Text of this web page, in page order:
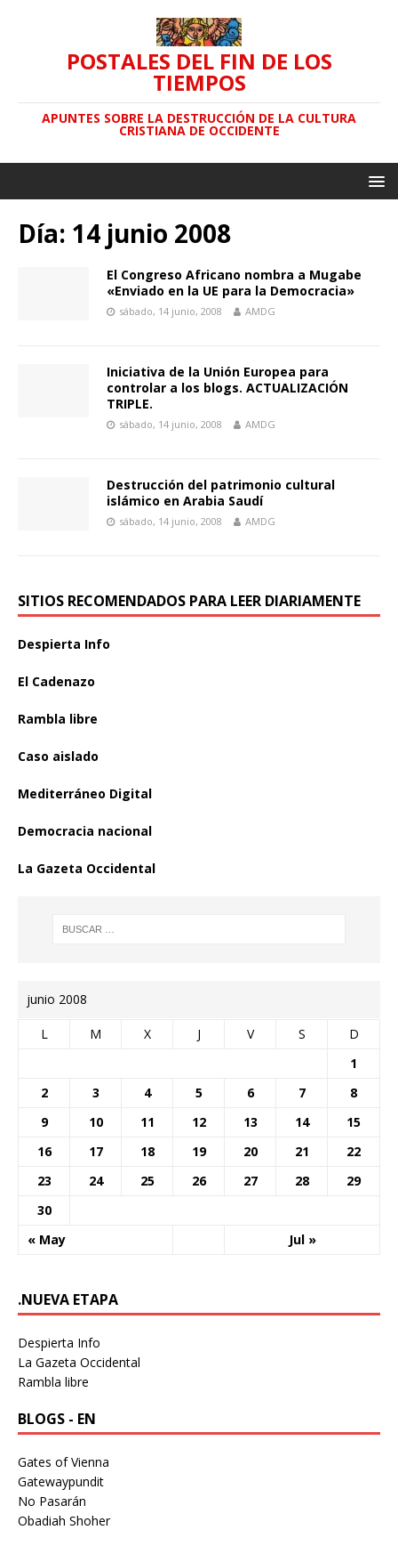
POSTALES DEL FIN DE LOS
TIEMPOS
APUNTES SOBRE LA DESTRUCCIÓN DE LA CULTURA
CRISTIANA DE OCCIDENTE
Día: 14 junio 2008
El Congreso Africano nombra a Mugabe
«Enviado en la UE para la Democracia»
sábado, 14 junio, 2008 AMDG
Iniciativa de la Unión Europea para
controlar a los blogs. ACTUALIZACIÓN
TRIPLE.
sábado, 14 junio, 2008 AMDG
Destrucción del patrimonio cultural
islámico en Arabia Saudí
sábado, 14 junio, 2008 AMDG
SITIOS RECOMENDADOS PARA LEER DIARIAMENTE
Despierta Info
El Cadenazo
Rambla libre
Caso aislado
Mediterráneo Digital
Democracia nacional
La Gazeta Occidental
junio 2008
L M X J V S D
« May Jul »
1
2
3 4 5 6 7
8
9
10 11 12 13 14
15
16
17 18 19 20 21
22
23
24 25 26 27 28
29
30
.NUEVA ETAPA
Despierta Info
La Gazeta Occidental
Rambla libre
BLOGS - EN
Gates of Vienna
Gatewaypundit
No Pasarán
Obadiah Shoher